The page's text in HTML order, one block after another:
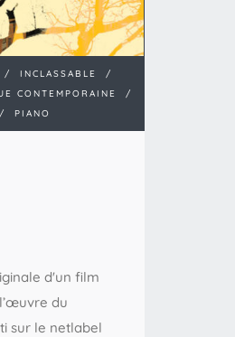
/ INCLASSABLE
/
CONTEMPORAINE
/
/ PIANO
d'un film
du
sur le netlabel